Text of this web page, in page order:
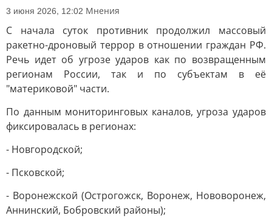
3 июня 2026, 12:02 Мнения
С начала суток противник продолжил массовый
ракетно-дроновый террор в отношении граждан РФ.
Речь идет об угрозе ударов как по возвращенным
регионам России, так и по субъектам в её
"материковой" части.
По данным мониторинговых каналов, угроза ударов
фиксировалась в регионах:
- Новгородской;
- Псковской;
- Воронежской (Острогожск, Воронеж, Нововоронеж,
Аннинский, Бобровский районы);